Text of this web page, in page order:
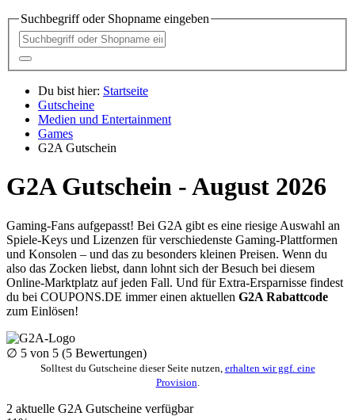
Suchbegriff oder Shopname eingeben
Du bist hier: Startseite
Gutscheine
Medien und Entertainment
Games
G2A Gutschein
G2A Gutschein - August 2026
Gaming-Fans aufgepasst! Bei G2A gibt es eine riesige Auswahl an
Spiele-Keys und Lizenzen für verschiedenste Gaming-Plattformen
und Konsolen – und das zu besonders kleinen Preisen. Wenn du
also das Zocken liebst, dann lohnt sich der Besuch bei diesem
Online-Marktplatz auf jeden Fall. Und für Extra-Ersparnisse findest
du bei COUPONS.DE immer einen aktuellen G2A Rabattcode
zum Einlösen!
∅ 5 von 5 (5 Bewertungen)
Solltest du Gutscheine dieser Seite nutzen, erhalten wir ggf. eine
Provision
2 aktuelle G2A Gutscheine verfügbar